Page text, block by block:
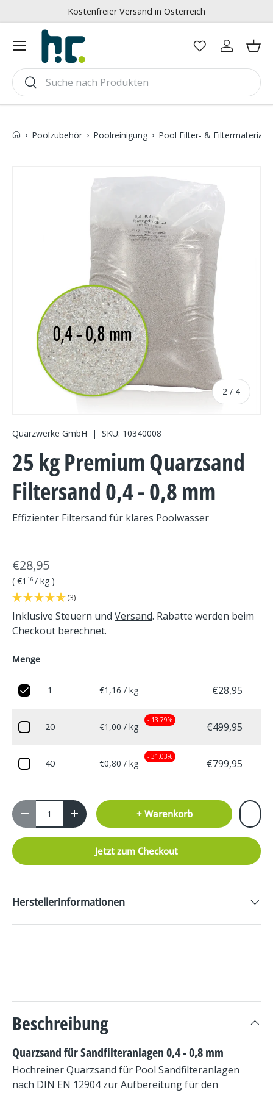
Direkt zum Inhalt
Kostenfreier Versand in Österreich
Suchen
Suchen
Einloggen
Menü
› Poolzubehör › Poolreinigung › Pool Filter- & Filtermaterial
2 / von
4
Quarzwerke GmbH | SKU: 10340008
25 kg Premium Quarzsand
Filtersand 0,4 - 0,8 mm
Effizienter Filtersand für klares Poolwasser
€28,95
Grundpreis
€1 16 / kg
(3)
Inklusive Steuern und Versand. Rabatte werden beim
Checkout berechnet.
Menge
1 €1,16 / kg €28,95
20 €1,00 / kg
- 13.79%
€499,95
40 €0,80 / kg
- 31.03%
€799,95
Anzahl
- + + Warenkorb
Jetzt zum Checkout
Herstellerinformationen
Beschreibung
Quarzsand für Sandfilteranlagen 0,4 - 0,8 mm
Hochreiner Quarzsand für Pool Sandfilteranlagen
nach DIN EN 12904 zur Aufbereitung für den